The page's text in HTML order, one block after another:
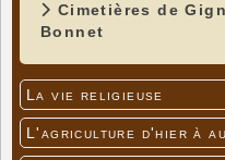
Cimetières de
Bonnet
La vie religieuse
L'agriculture d'hier à